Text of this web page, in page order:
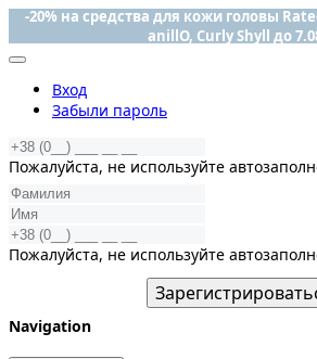
-20% на средства для кожи головы
anillO, Curly Shyll до
Вход
Забыли пароль
Пожалуйста, не используйте
Пожалуйста, не используйте
Navigation